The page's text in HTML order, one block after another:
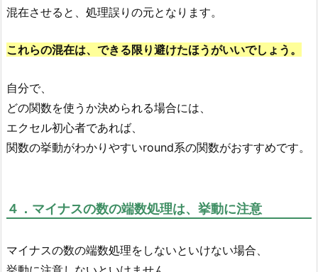
混在させると、処理誤りの元となります。
これらの混在は、できる限り避けたほうがいいでしょう。
自分で、
どの関数を使うか決められる場合には、
エクセル初心者であれば、
関数の挙動がわかりやすいround系の関数がおすすめです。
４．マイナスの数の端数処理は、挙動に注意
マイナスの数の端数処理をしないといけない場合、